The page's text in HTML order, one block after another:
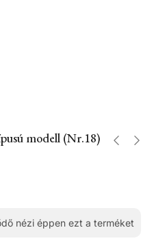
modell (Nr.18)
nézi éppen ezt a terméket